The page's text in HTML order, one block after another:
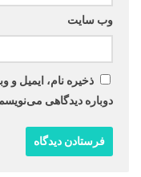
وب‌ سایت
ذخیره نام، ایمیل
دوباره دیدگاهی